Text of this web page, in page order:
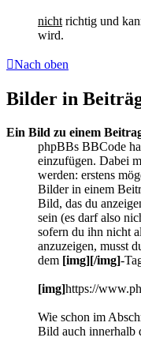
nicht richtig und
wird.
Nach oben
Bilder in
Ein Bild zu einem
phpBBs BBCode
einzufügen. Dabei
werden: erstens
Bilder in einem
Bild, das du
sein (es darf also
sofern du ihn nicht
anzuzeigen, musst
dem [img][/img]-
[img]https://
Wie schon im
Bild auch innerhalb